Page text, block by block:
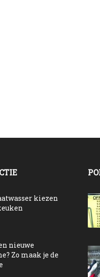
kiezen
nieuwe
Zo maak je de